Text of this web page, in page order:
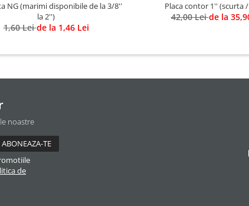
NG (marimi disponibile de la 3/8''
la 2'')
1,60 Leide la 1,46 Lei
Placa contor 1'' (scurta
42,00 Leide la
noastre
de